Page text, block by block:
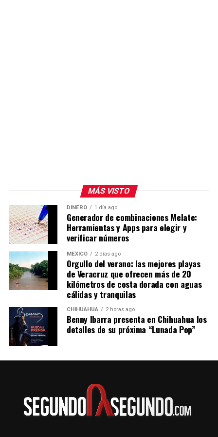
MÁS VISTO
DINERO 1 día ago
Generador de combinaciones Melate:
Herramientas y Apps para elegir y
verificar números
MÉXICO 2 días ago
Orgullo del verano: las mejores playas
de Veracruz que ofrecen más de 20
kilómetros de costa dorada con aguas
cálidas y tranquilas
CHIHUAHUA 2 horas ago
Benny Ibarra presenta en Chihuahua los
detalles de su próxima “Lunada Pop”